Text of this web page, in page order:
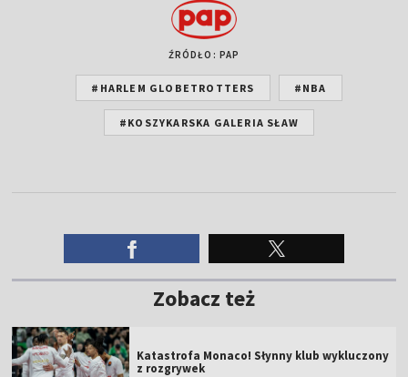
ŹRÓDŁO: PAP
#HARLEM GLOBETROTTERS #NBA
#KOSZYKARSKA GALERIA SŁAW
Zobacz też
Katastrofa Monaco! Słynny klub wykluczony
z rozgrywek